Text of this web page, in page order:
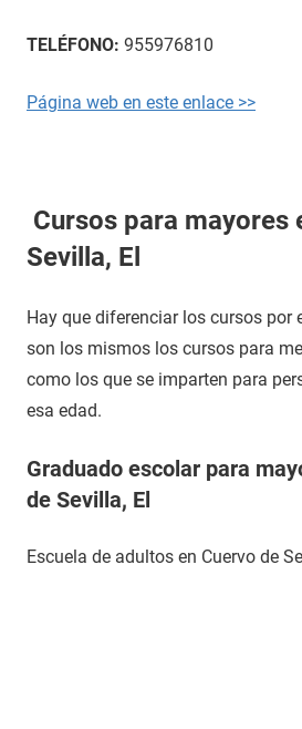
TELÉFONO: 955976810
Página web en este enlace >>
Cursos para mayores
Sevilla, El
Hay que diferenciar los cursos por
son los mismos los cursos para
como los que se imparten para
esa edad.
Graduado escolar para
de Sevilla, El
Escuela de adultos en Cuervo de